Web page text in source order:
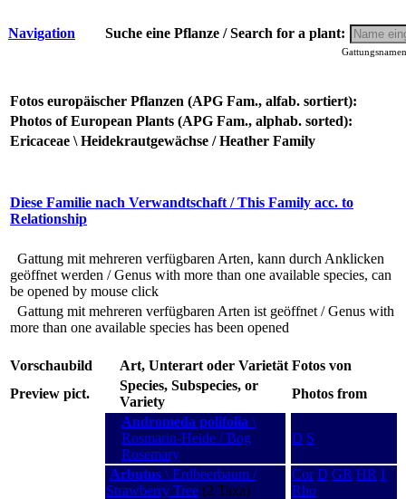
Navigation Suche eine Pflanze / Search for a plant:
Fotos europäischer Pflanzen (APG Fam., alfab. sortiert):
Photos of European Plants (APG Fam., alphab. sorted):
Ericaceae \ Heidekrautgewächse / Heather Family
Diese Familie nach Verwandtschaft / This Family acc. to
Relationship
Gattung mit mehreren verfügbaren Arten, kann durch Anklicken
geöffnet werden / Genus with more than one available species, can
be opened by mouse click
Gattung mit mehreren verfügbaren Arten ist geöffnet / Genus with
more than one available species has been opened
Vorschaubild Art, Unterart oder Varietät Fotos von
Preview pict.
Species, Subspecies, or
Variety
Photos from
Andromeda polifolia \
Rosmarin-Heide / Bog
Rosemary
D S
Arbutus \ Erdbeerbaum /
Strawberry Tree (2 Taxa)
Cor D GR HR I
Rho